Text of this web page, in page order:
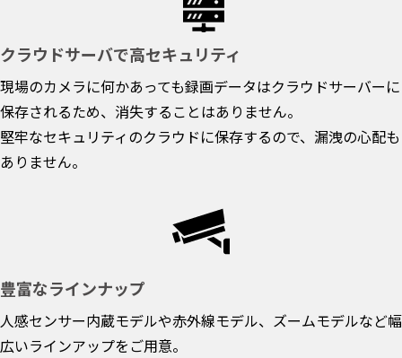
クラウドサーバで高セキュリティ
現場のカメラに何かあっても録画データはクラウドサーバーに
保存されるため、消失することはありません。
堅牢なセキュリティのクラウドに保存するので、漏洩の心配も
ありません。
豊富なラインナップ
人感センサー内蔵モデルや赤外線モデル、ズームモデルなど幅
広いラインアップをご用意。